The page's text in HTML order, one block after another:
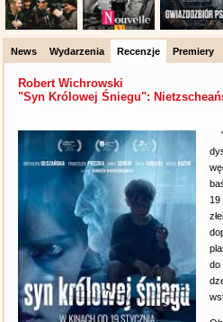
News Wydarzenia Recenzje Premiery
Robert Wichrowski
"Syn Królowej Śniegu":
do